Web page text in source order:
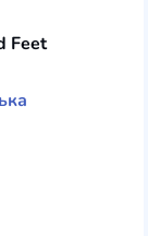
Feet